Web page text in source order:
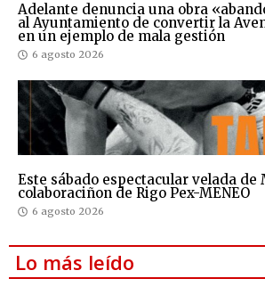
Adelante denuncia una obra
al Ayuntamiento de convertir la
en un ejemplo de mala gestión
6 agosto 2026
Este sábado espectacular velada de
colaboraciñon de Rigo Pex-MENEO
6 agosto 2026
Lo más leído